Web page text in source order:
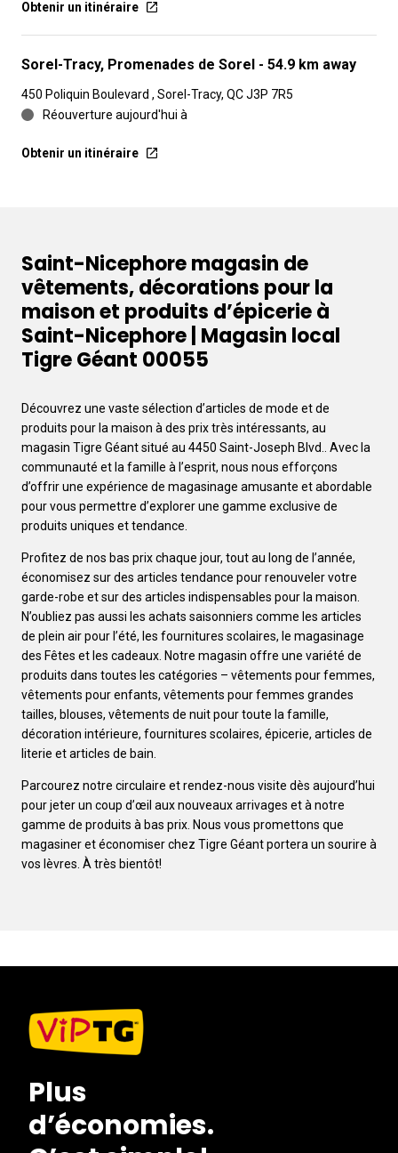
Obtenir un itinéraire
Sorel-Tracy, Promenades de Sorel - 54.9 km away
450 Poliquin Boulevard , Sorel-Tracy, QC J3P 7R5
Réouverture aujourd'hui à
Obtenir un itinéraire
Saint-Nicephore magasin de
vêtements, décorations pour la
maison et produits d’épicerie à
Saint-Nicephore | Magasin local
Tigre Géant 00055
Découvrez une vaste sélection d’articles de mode et de
produits pour la maison à des prix très intéressants, au
magasin Tigre Géant situé au 4450 Saint-Joseph Blvd.. Avec la
communauté et la famille à l’esprit, nous nous efforçons
d’offrir une expérience de magasinage amusante et abordable
pour vous permettre d’explorer une gamme exclusive de
produits uniques et tendance.
Profitez de nos bas prix chaque jour, tout au long de l’année,
économisez sur des articles tendance pour renouveler votre
garde-robe et sur des articles indispensables pour la maison.
N’oubliez pas aussi les achats saisonniers comme les articles
de plein air pour l’été, les fournitures scolaires, le magasinage
des Fêtes et les cadeaux. Notre magasin offre une variété de
produits dans toutes les catégories – vêtements pour femmes,
vêtements pour enfants, vêtements pour femmes grandes
tailles, blouses, vêtements de nuit pour toute la famille,
décoration intérieure, fournitures scolaires, épicerie, articles de
literie et articles de bain.
Parcourez notre circulaire et rendez-nous visite dès aujourd’hui
pour jeter un coup d’œil aux nouveaux arrivages et à notre
gamme de produits à bas prix. Nous vous promettons que
magasiner et économiser chez Tigre Géant portera un sourire à
vos lèvres. À très bientôt!
Plus
d’économies.